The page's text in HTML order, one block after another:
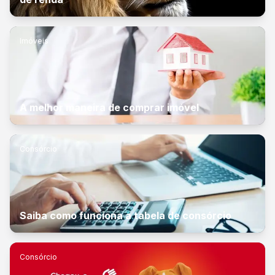
Imóveis
A melhor maneira de comprar imóvel
Consórcio
Saiba como funciona a tabela de consórcio
Consórcio